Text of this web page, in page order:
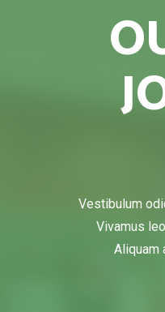
Vestibulum
Vivamus
Aliquam